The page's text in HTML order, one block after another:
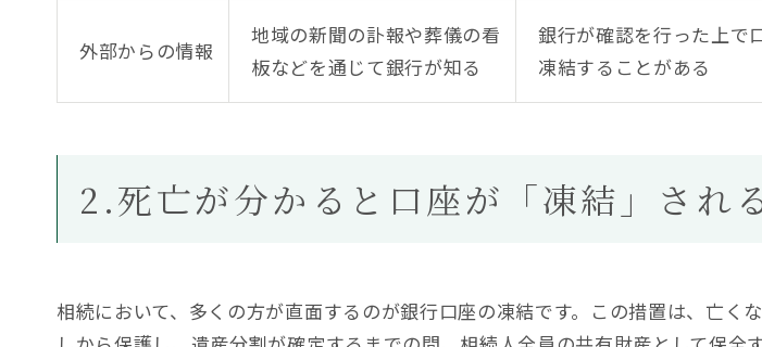
外部からの情報
地域の新聞の訃報や葬儀の看
板などを通じて銀行が知る
銀行が確認を行った上で
凍結することがある
2.死亡が分かると口座が「凍結」され
相続において、多くの方が直面するのが銀行口座の凍結です。この措置は、亡く